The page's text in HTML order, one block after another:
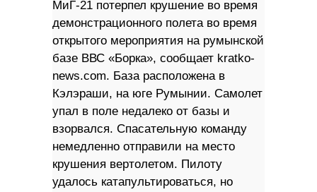
МиГ-21 потерпел крушение во время
демонстрационного полета во время
открытого мероприятия на румынской
базе ВВС «Борка», сообщает kratko-
news.com. База расположена в
Кэлэраши, на юге Румынии. Самолет
упал в поле недалеко от базы и
взорвался. Спасательную команду
немедленно отправили на место
крушения вертолетом. Пилоту
удалось катапультироваться, но